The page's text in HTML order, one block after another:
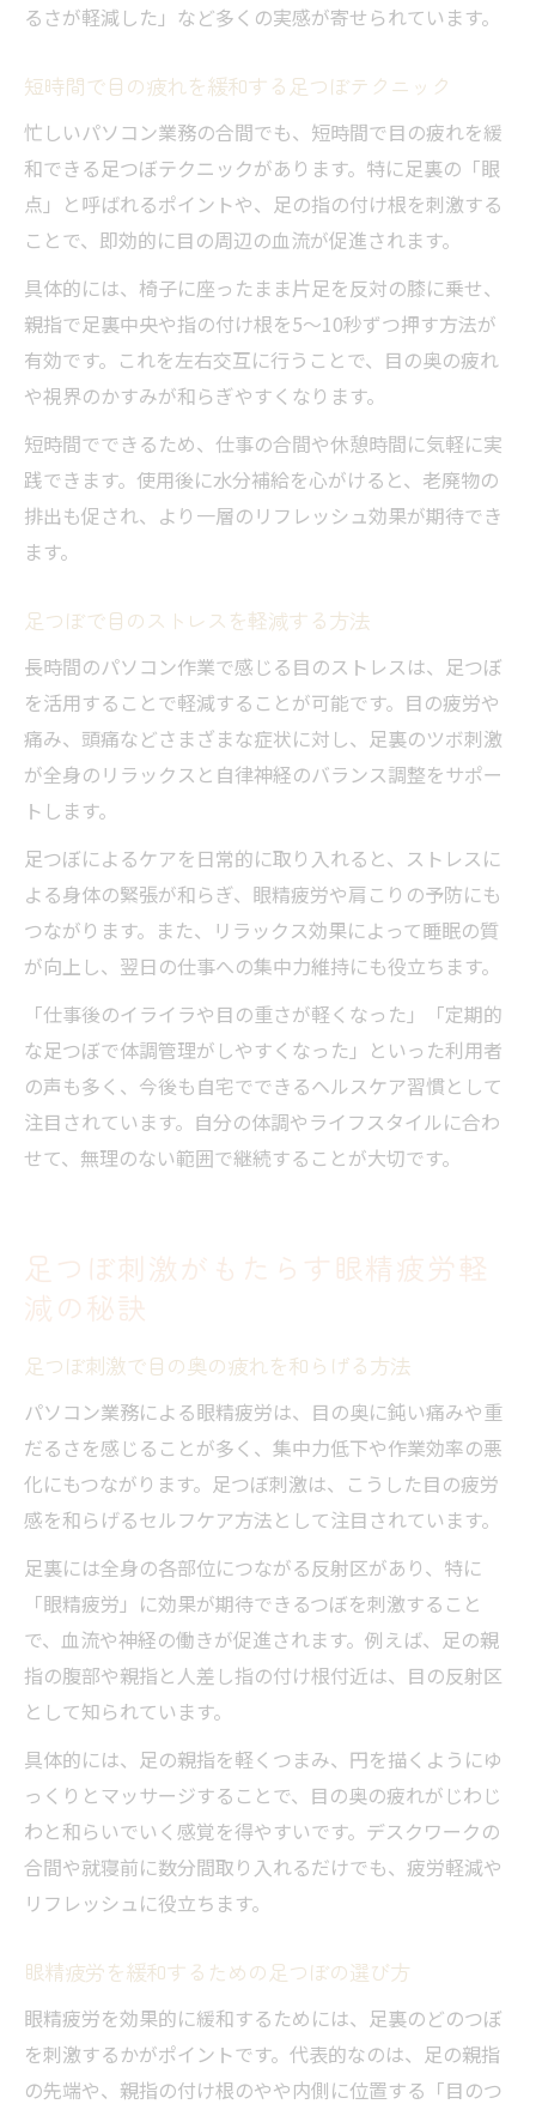
るさが軽減した」など多くの実感が寄せられています。
短時間で目の疲れを緩和する足つぼテクニック
忙しいパソコン業務の合間でも、短時間で目の疲れを緩
和できる足つぼテクニックがあります。特に足裏の「眼
点」と呼ばれるポイントや、足の指の付け根を刺激する
ことで、即効的に目の周辺の血流が促進されます。
具体的には、椅子に座ったまま片足を反対の膝に乗せ、
親指で足裏中央や指の付け根を5〜10秒ずつ押す方法が
有効です。これを左右交互に行うことで、目の奥の疲れ
や視界のかすみが和らぎやすくなります。
短時間でできるため、仕事の合間や休憩時間に気軽に実
践できます。使用後に水分補給を心がけると、老廃物の
排出も促され、より一層のリフレッシュ効果が期待でき
ます。
足つぼで目のストレスを軽減する方法
長時間のパソコン作業で感じる目のストレスは、足つぼ
を活用することで軽減することが可能です。目の疲労や
痛み、頭痛などさまざまな症状に対し、足裏のツボ刺激
が全身のリラックスと自律神経のバランス調整をサポー
トします。
足つぼによるケアを日常的に取り入れると、ストレスに
よる身体の緊張が和らぎ、眼精疲労や肩こりの予防にも
つながります。また、リラックス効果によって睡眠の質
が向上し、翌日の仕事への集中力維持にも役立ちます。
「仕事後のイライラや目の重さが軽くなった」「定期的
な足つぼで体調管理がしやすくなった」といった利用者
の声も多く、今後も自宅でできるヘルスケア習慣として
注目されています。自分の体調やライフスタイルに合わ
せて、無理のない範囲で継続することが大切です。
足つぼ刺激がもたらす眼精疲労軽
減の秘訣
足つぼ刺激で目の奥の疲れを和らげる方法
パソコン業務による眼精疲労は、目の奥に鈍い痛みや重
だるさを感じることが多く、集中力低下や作業効率の悪
化にもつながります。足つぼ刺激は、こうした目の疲労
感を和らげるセルフケア方法として注目されています。
足裏には全身の各部位につながる反射区があり、特に
「眼精疲労」に効果が期待できるつぼを刺激すること
で、血流や神経の働きが促進されます。例えば、足の親
指の腹部や親指と人差し指の付け根付近は、目の反射区
として知られています。
具体的には、足の親指を軽くつまみ、円を描くようにゆ
っくりとマッサージすることで、目の奥の疲れがじわじ
わと和らいでいく感覚を得やすいです。デスクワークの
合間や就寝前に数分間取り入れるだけでも、疲労軽減や
リフレッシュに役立ちます。
眼精疲労を緩和するための足つぼの選び方
眼精疲労を効果的に緩和するためには、足裏のどのつぼ
を刺激するかがポイントです。代表的なのは、足の親指
の先端や、親指の付け根のやや内側に位置する「目のつ